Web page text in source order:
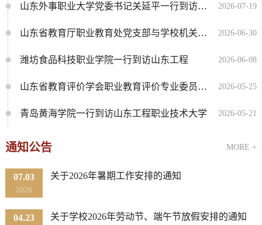
2026-07-19
山东外事职业大学党委书记关延平一行到访山东工程职业技术大学
2026-06-30
山东省教育厅职业教育处党支部与学校机关第一党支部联合开展...
2026-06-08
潍坊食品科技职业学院一行到访山东工程
2026-05-25
山东省教育评价学会职业教育评价专业委员会成立大会在山东工...
2026-05-21
青岛黄海学院一行到访山东工程职业技术大学
通知公告 MORE +
07.03
2026
关于2026年暑期工作安排的通知
04.23 关于学校2026年劳动节、端午节放假安排的通知